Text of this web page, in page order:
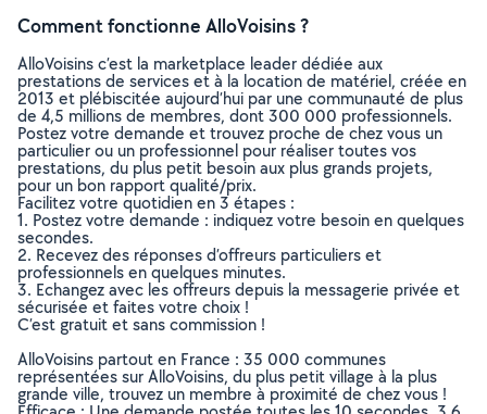
Comment fonctionne AlloVoisins ?
AlloVoisins c’est la marketplace leader dédiée aux
prestations de services et à la location de matériel, créée en
2013 et plébiscitée aujourd’hui par une communauté de plus
de 4,5 millions de membres, dont 300 000 professionnels.
Postez votre demande et trouvez proche de chez vous un
particulier ou un professionnel pour réaliser toutes vos
prestations, du plus petit besoin aux plus grands projets,
pour un bon rapport qualité/prix.
Facilitez votre quotidien en 3 étapes :
1. Postez votre demande : indiquez votre besoin en quelques
secondes.
2. Recevez des réponses d’offreurs particuliers et
professionnels en quelques minutes.
3. Echangez avec les offreurs depuis la messagerie privée et
sécurisée et faites votre choix !
C’est gratuit et sans commission !
AlloVoisins partout en France : 35 000 communes
représentées sur AlloVoisins, du plus petit village à la plus
grande ville, trouvez un membre à proximité de chez vous !